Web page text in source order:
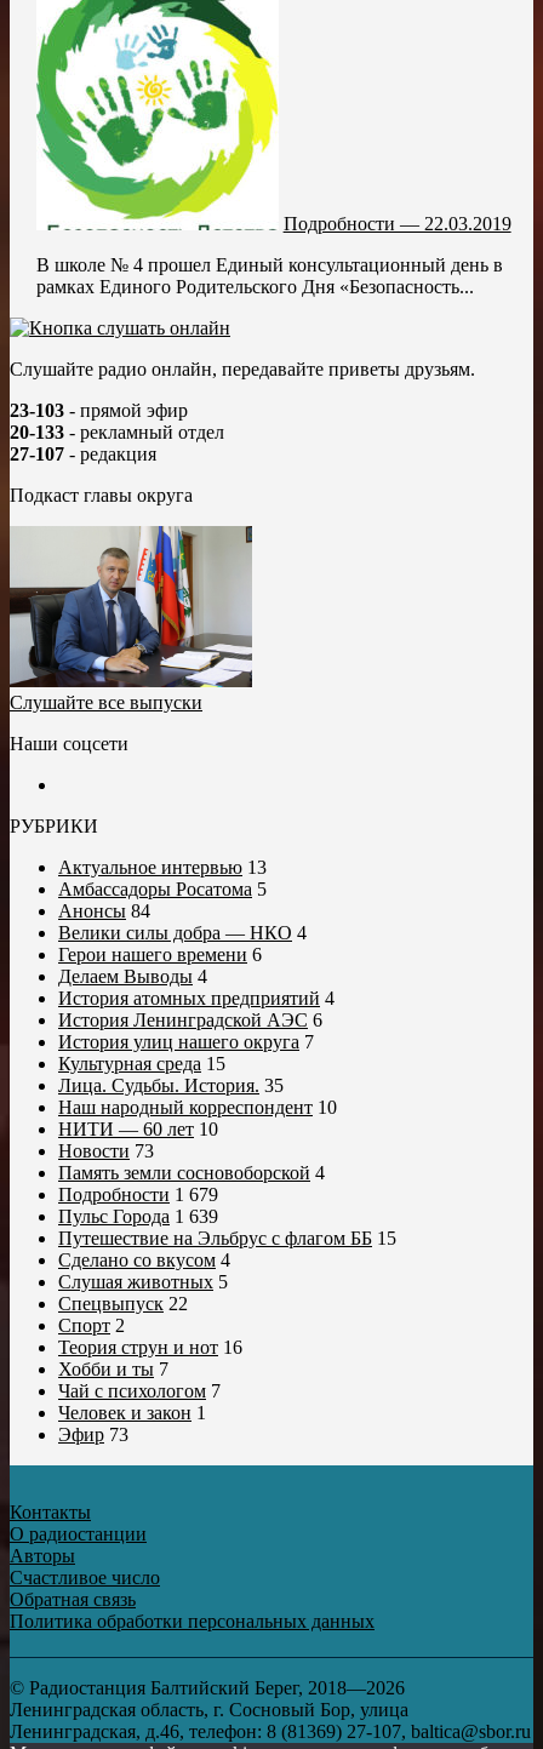
Подробности — 22.03.2019
В школе № 4 прошел Единый консультационный день в
рамках Единого Родительского Дня «Безопасность...
Слушайте радио онлайн, передавайте приветы друзьям.
23-103 - прямой эфир
20-133 - рекламный отдел
27-107 - редакция
Подкаст главы округа
Слушайте все выпуски
Наши соцсети
РУБРИКИ
Актуальное интервью 13
Амбассадоры Росатома 5
Анонсы 84
Велики силы добра — НКО 4
Герои нашего времени 6
Делаем Выводы 4
История атомных предприятий 4
История Ленинградской АЭС 6
История улиц нашего округа 7
Культурная среда 15
Лица. Судьбы. История. 35
Наш народный корреспондент 10
НИТИ — 60 лет 10
Новости 73
Память земли сосновоборской 4
Подробности 1 679
Пульс Города 1 639
Путешествие на Эльбрус с флагом ББ 15
Сделано со вкусом 4
Слушая животных 5
Спецвыпуск 22
Спорт 2
Теория струн и нот 16
Хобби и ты 7
Чай с психологом 7
Человек и закон 1
Эфир 73
Контакты
О радиостанции
Авторы
Счастливое число
Обратная связь
Политика обработки персональных данных
© Радиостанция Балтийский Берег, 2018—2026
Ленинградская область, г. Сосновый Бор, улица
Ленинградская, д.46, телефон: 8 (81369) 27-107, baltica@sbor.ru